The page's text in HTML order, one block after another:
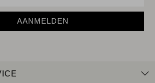
AANMELDEN